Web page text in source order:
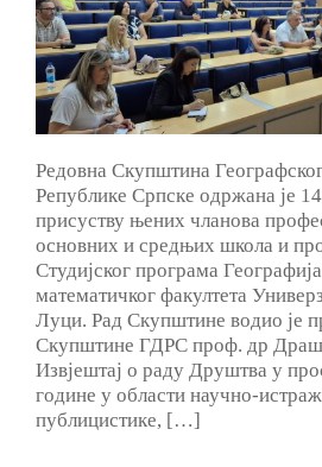
Редовна Скупштина
Републике Српске одржана је
присуству њених чланова
основних и средњих школа и
Студијског програма
математичког факултета
Луци. Рад Скупштине водио је
Скупштине ГДРС проф. др
Извјештај о раду Друштва у
године у области научно-
публицистике, […]